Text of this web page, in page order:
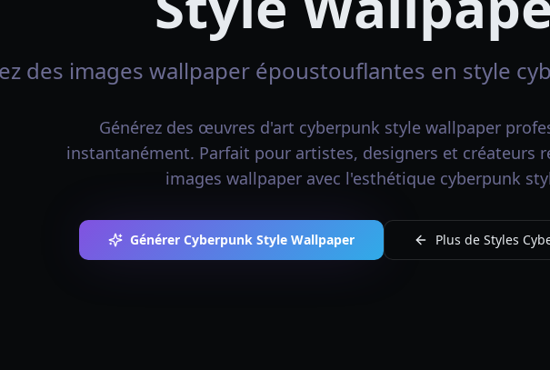
des images wallpaper époustouflantes en style
Générez des œuvres d'art cyberpunk style wallpaper
instantanément. Parfait pour artistes, designers et créateurs
images wallpaper avec l'esthétique cyberpunk
Générer Cyberpunk Style Wallpaper Plus de Styles